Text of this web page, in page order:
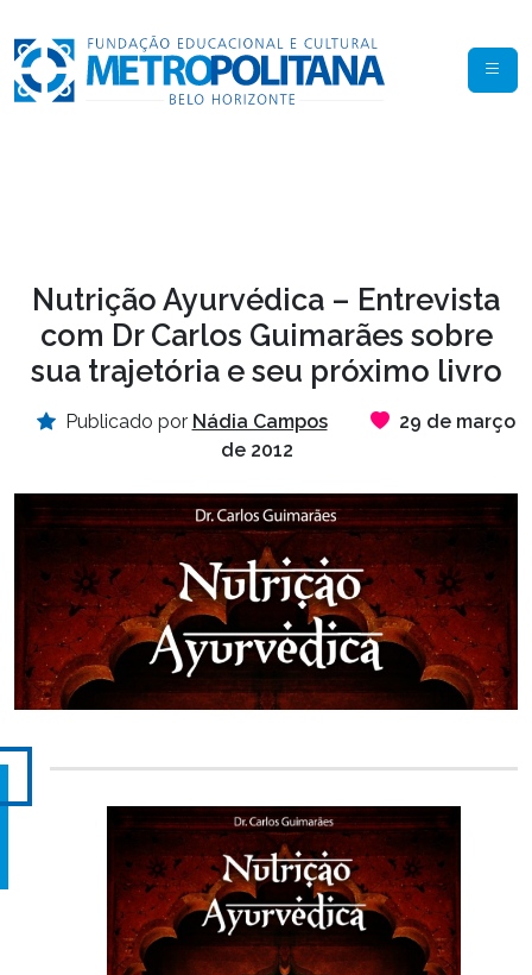
Nutrição Ayurvédica – Entrevista
com Dr Carlos Guimarães sobre
sua trajetória e seu próximo livro
Publicado por Nádia Campos
29 de março
de 2012